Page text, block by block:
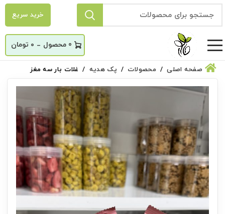
خرید سریع
0
_ ۰ تومان
صفحه اصلی محصولات پک هدیه غلات بار سه مغز